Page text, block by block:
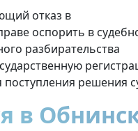
отказ в
оспорить в
разбирательства
решения
в